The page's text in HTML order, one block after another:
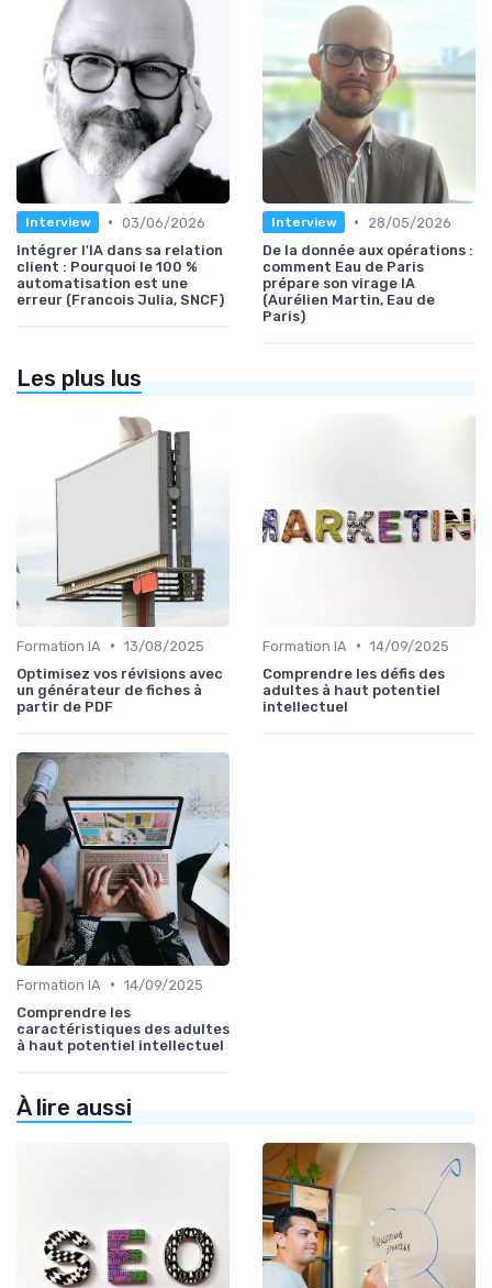
Interview • 03/06/2026
Intégrer l'IA dans sa relation
client : Pourquoi le 100 %
automatisation est une
erreur (Francois Julia, SNCF)
Interview •
28/05/2026
De la donnée aux opérations :
comment Eau de Paris
prépare son virage IA
(Aurélien Martin, Eau de
Paris)
Les plus lus
Formation IA • 13/08/2025
Optimisez vos révisions avec
un générateur de fiches à
partir de PDF
Formation IA • 14/09/2025
Comprendre les défis des
adultes à haut potentiel
intellectuel
Formation IA • 14/09/2025
Comprendre les
caractéristiques des adultes
à haut potentiel intellectuel
À lire aussi